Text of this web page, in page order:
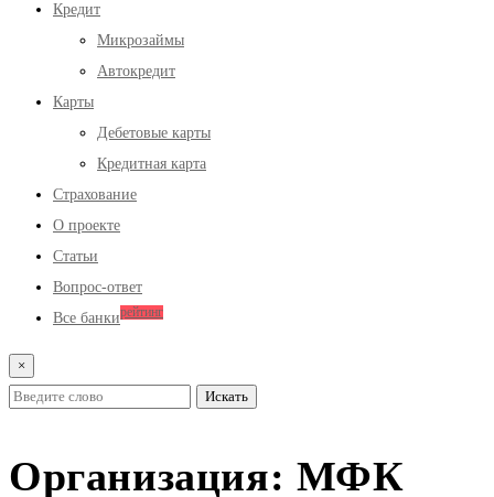
Кредит
Микрозаймы
Автокредит
Карты
Дебетовые карты
Кредитная карта
Страхование
О проекте
Статьи
Вопрос-ответ
Все банкирейтинг
×
Организация: МФК